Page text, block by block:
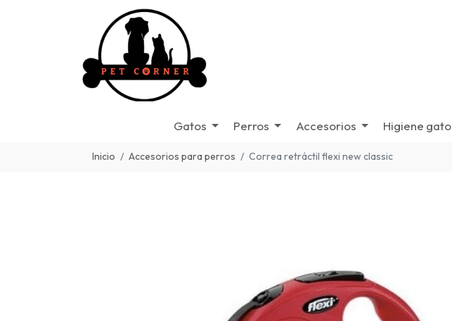
Gatos Perros Accesorios Higiene gato
Inicio Accesorios para perros Correa retráctil flexi new classic